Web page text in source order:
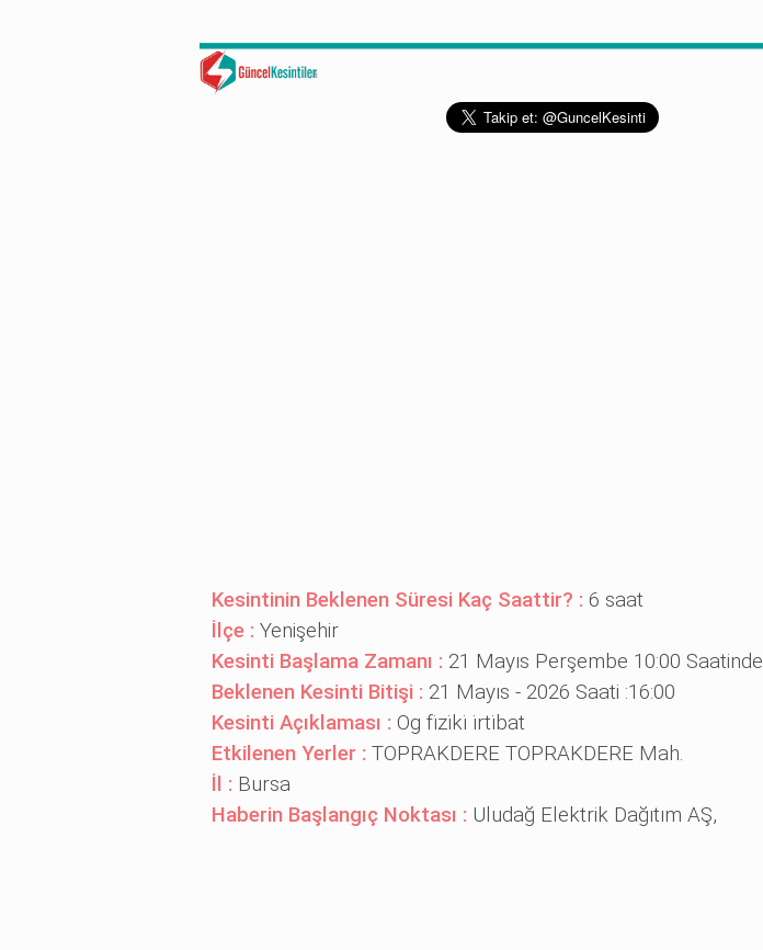
Kesintinin Beklenen Süresi Kaç Saattir? : 6 saat
İlçe : Yenişehir
Kesinti Başlama Zamanı : 21 Mayıs Perşembe 10:00 Saatinde
Beklenen Kesinti Bitişi : 21 Mayıs - 2026 Saati :16:00
Kesinti Açıklaması : Og fi̇zi̇ki̇ i̇rti̇bat
Etkilenen Yerler : TOPRAKDERE TOPRAKDERE Mah.
İl : Bursa
Haberin Başlangıç Noktası : Uludağ Elektrik Dağıtım AŞ,